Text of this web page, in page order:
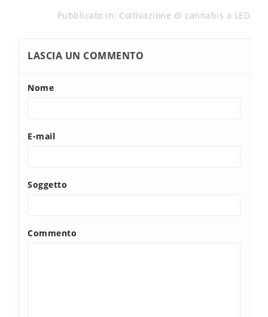
Pubblicato in: Coltivazione di cannabis a LED
LASCIA UN COMMENTO
Nome
E-mail
Soggetto
Commento